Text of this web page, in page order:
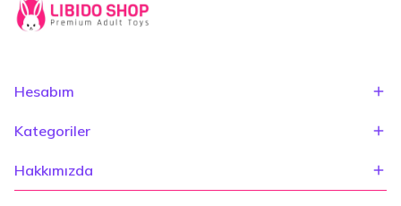
Hesabım
Kategoriler
Hakkımızda